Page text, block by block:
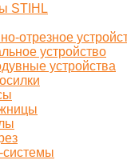
STIHL
отрезное
устройство
устройства
системы